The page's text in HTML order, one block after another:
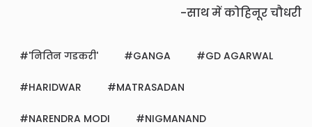
-साथ में कोहिनूर चौधरी
'नितिन गडकरी' GANGA GD AGARWAL
HARIDWAR MATRASADAN
NARENDRA MODI NIGMANAND